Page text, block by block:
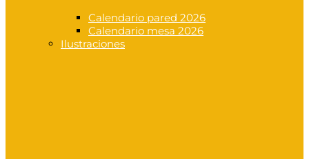
Calendario pared 2026
Calendario mesa 2026
Ilustraciones